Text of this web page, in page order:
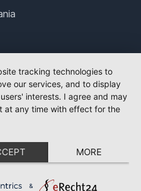
tracking technologies to
our services, and to display
interests. I agree and may
at any time with effect for the
MORE
&